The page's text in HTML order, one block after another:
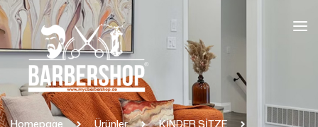
Homepage Ürünler
KİNDER SİTZE